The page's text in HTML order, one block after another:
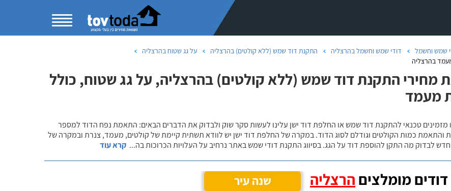
שמש וחשמל דודי שמש וחשמל בהרצליה התקנת דוד שמש (ללא קולטים) בהרצליה
על גג שטוח בהרצליה
בהרצליה
מחירי התקנת דוד שמש (ללא קולטים) בהרצליה, על גג שטוח, כולל
מעמד
מזמינים טכנאי להתקנת דוד שמש או החלפת דוד ישן עלינו לעשות סקר שוק ולבדוק את הדברים הבאים: התאמת נפח הדוד למספר
והתאמת כמות הקולטים וגודלם לסוג הדוד. במקרה של החלפת דוד ישן יש לוודא תשתית קיימת של קולטים, מעמד, צנרת ובמקרה של
לבדוק מה התקן להוספת דוד על הגג. בסיווג התקנת דודי שמש באתר נרחיב על העלויות הכרוכות בה... קרא עוד
מומלצים הרצליה שנה עיר